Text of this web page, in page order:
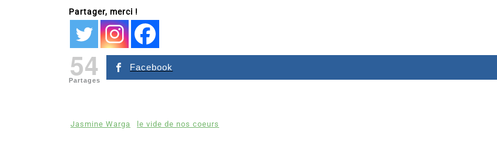
Partager, merci !
54
Partages
Facebook
Jasmine Warga le vide de nos coeurs